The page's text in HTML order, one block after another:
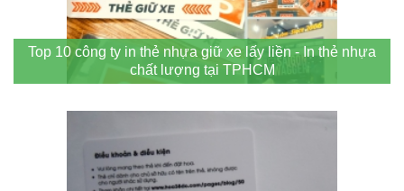
Top 10 công ty in thẻ nhựa giữ xe lấy liền - In thẻ nhựa
chất lượng tại TPHCM